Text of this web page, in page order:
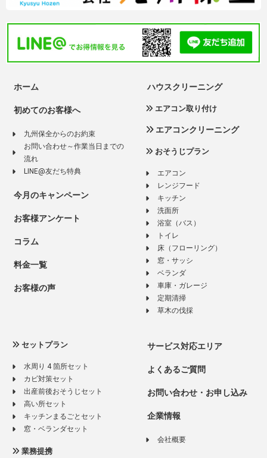
ホーム
初めてのお客様へ
九州保全からのお約束
お問い合わせ～作業当日までの
流れ
LINE@友だち特典
今月のキャンペーン
お客様アンケート
コラム
料金一覧
お客様の声
ハウスクリーニング
エアコン取り付け
エアコンクリーニング
おそうじプラン
エアコン
レンジフード
キッチン
洗面所
浴室（バス）
トイレ
床（フローリング）
窓・サッシ
ベランダ
車庫・ガレージ
定期清掃
草木の伐採
セットプラン
水周り 4 箇所セット
カビ対策セット
出産前後おそうじセット
高い所セット
キッチンまるごとセット
窓・ベランダセット
業務提携
サービス対応エリア
よくあるご質問
お問い合わせ・お申し込み
企業情報
会社概要